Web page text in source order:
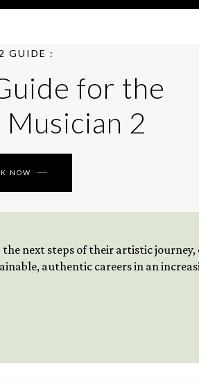
GUIDE :
for the
2
NOW
next steps of their artistic
authentic careers in an